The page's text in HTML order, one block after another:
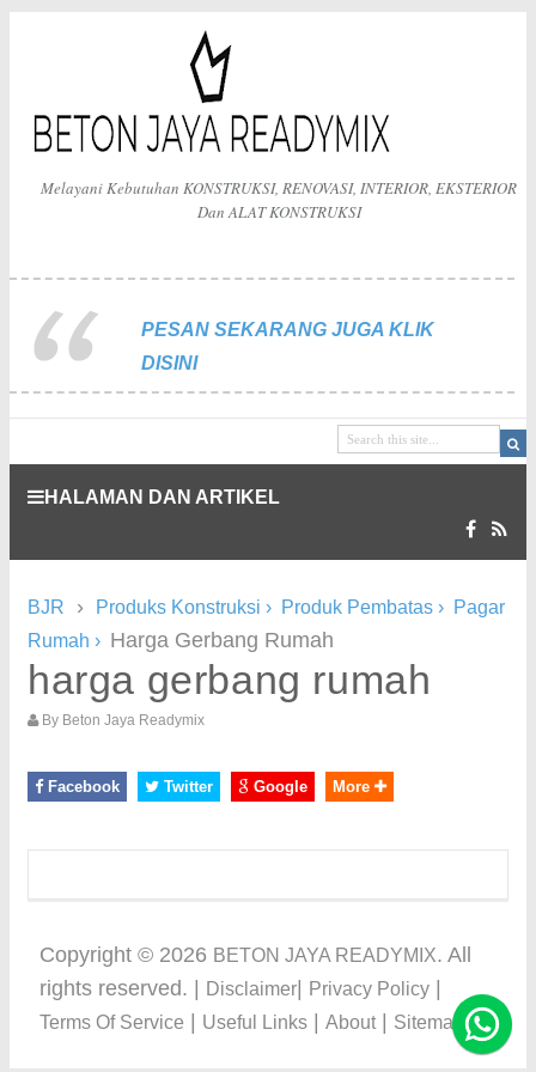
Melayani Kebutuhan KONSTRUKSI, RENOVASI, INTERIOR, EKSTERIOR
Dan ALAT KONSTRUKSI
PESAN SEKARANG JUGA KLIK
DISINI
HALAMAN DAN ARTIKEL
BJR › Produks Konstruksi › Produk Pembatas › Pagar
Rumah › Harga Gerbang Rumah
harga gerbang rumah
By Beton Jaya Readymix
Facebook Twitter Google More
Copyright © 2026 BETON JAYA READYMIX. All
rights reserved. |
Disclaimer Privacy Policy
Terms Of Service Useful Links About| Sitemap